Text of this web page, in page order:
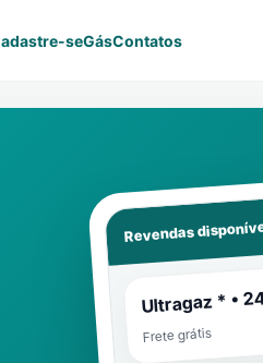
seGásContatos
Revendas
Ultragaz * •
Frete grátis